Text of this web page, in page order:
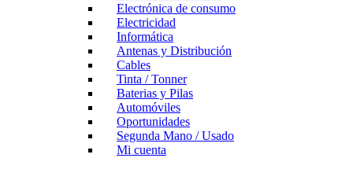
Electrónica de consumo
Electricidad
Informática
Antenas y Distribución
Cables
Tinta / Tonner
Baterias y Pilas
Automóviles
Oportunidades
Segunda Mano / Usado
Mi cuenta